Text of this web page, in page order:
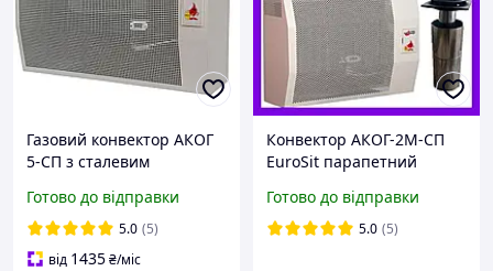
Газовий конвектор АКОГ
5-СП з сталевим
обігрівач 5 кВт до 50 м2 з
італійською автоматикою
EuroSit + димохід
Готово до відправки
5.0 (5)
від 1435₴/міс
Конвектор АКОГ-2М-СП
EuroSit парапетний
настінний Ужгородський
з автоматикою ЄвроСіт
Готово до відправки
5.0 (5)